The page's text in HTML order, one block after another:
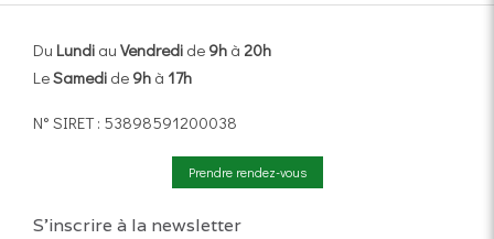
Du Lundi au Vendredi de 9h à 20h
LeSamedi de 9h à 17h
N° SIRET : 53898591200038
Prendre rendez-vous
S'inscrire à la newsletter